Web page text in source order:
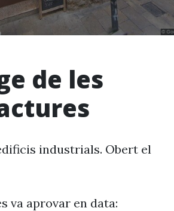
de les
industrials. Obert el
va aprovar en data: